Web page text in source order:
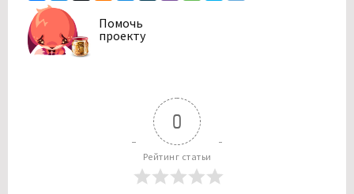
Помочь
проекту
0
Рейтинг статьи